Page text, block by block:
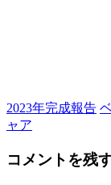
2023年完成報告
ャア
コメントを残